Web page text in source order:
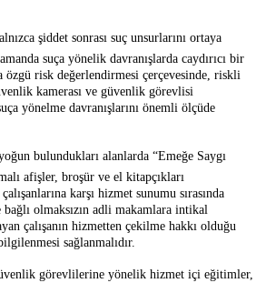
şiddet sonrası suç unsurlarını ortaya
suça yönelik davranışlarda caydırıcı bir
risk değerlendirmesi çerçevesinde, riskli
kamerası ve güvenlik görevlisi
yönelme davranışlarını önemli ölçüde
bulundukları alanlarda “Emeğe Saygı
afişler, broşür ve el kitapçıkları
karşı hizmet sunumu sırasında
bağlı olmaksızın adli makamlara intikal
çalışanın hizmetten çekilme hakkı olduğu
sağlanmalıdır.
görevlilerine yönelik hizmet içi eğitimler,